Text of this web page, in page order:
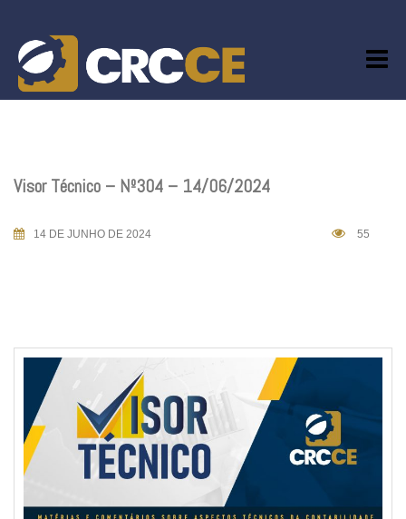
content
Visor Técnico – Nº304 – 14/06/2024
14 DE JUNHO DE 2024 55